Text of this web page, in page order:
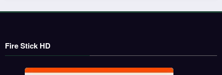
Fire Stick HD